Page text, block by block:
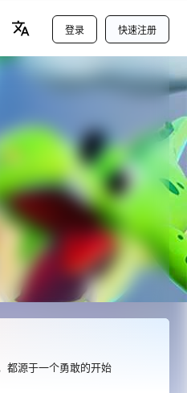
登录 快速注册
都源于一个勇敢的开始